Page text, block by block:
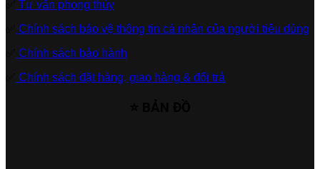
Tư vấn phong thủy
Chính sách bảo vệ thông tin cá nhân của người tiêu dùng
Chính sách bảo hành
Chính sách đặt hàng, giao hàng & đổi trả